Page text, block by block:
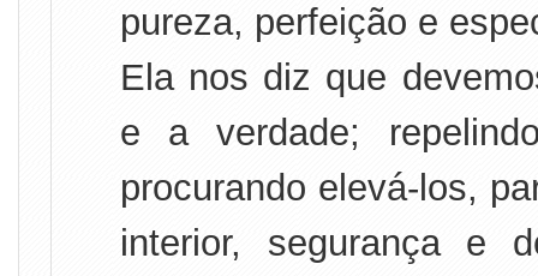
pureza, perfeição e
Ela nos diz que
e a verdade;
procurando elevá-los,
interior, segurança e